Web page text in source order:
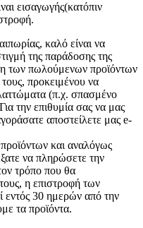
εισαγωγής(κατόπιν
καλό είναι να
της παράδοσης της
των πωλούμενων προϊόντων
προκειμένου να
(π.χ. σπασμένο
την επιθυμία σας να μας
αποστείλετε μας e-
και αναλόγως
να πληρώσετε την
τρόπο που θα
η επιστροφή των
30 ημερών από την
τα προϊόντα.